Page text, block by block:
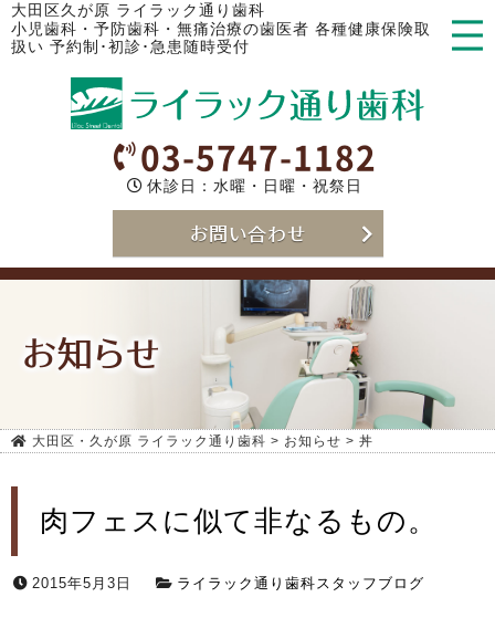
大田区久が原 ライラック通り歯科
小児歯科・予防歯科・無痛治療の歯医者 各種健康保険取
扱い 予約制･初診･急患随時受付
03-5747-1182
休診日：水曜・日曜・祝祭日
お問い合わせ
お知らせ
大田区・久が原 ライラック通り歯科 > お知らせ > 丼
肉フェスに似て非なるもの。
2015年5月3日 ライラック通り歯科スタッフブログ